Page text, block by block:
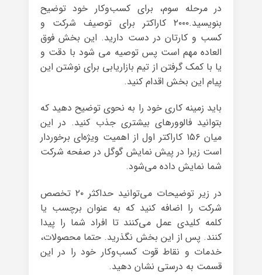
در مرحله سوم، برای کسب‌وکار خود توضیح
بنویسید.۲۰۰۰ کاراکتر برای توصیف شرکت و
کسب و کارتان در دست دارید. این بخش فوق
العاده مهم است پس توصیه می شود با دقت و
یا با کمک گرفتن از تیم بازاریابی برای نوشتن این
پیام این بخش اقدام کنید.
باید زمینه کاری‌ خود را به نحوی توضیح دهید که
بتوانید فالوورهای بیشتری جذب کنید. در این
میان ۱۵۶ کاراکتر اول از اهمیت ویژه‌ای برخوردار
است زیرا در پیش نمایش گوگل در صفحه شرکت
شما نمایش داده می‌شود.
در زیر توضیحات می‌توانید حداکثر ۲۰ تخصص
شرکت را اضافه کنید که به عنوان برچسب یا
کلمه کلیدی عمل می‌کنند تا افراد شما را پیدا
کنند. پس از این بخش نگذرید. حتما محصولات،
خدمات و نقاط قوت کسب‌وکار خود را در این
قسمت به درستی نشان دهید.